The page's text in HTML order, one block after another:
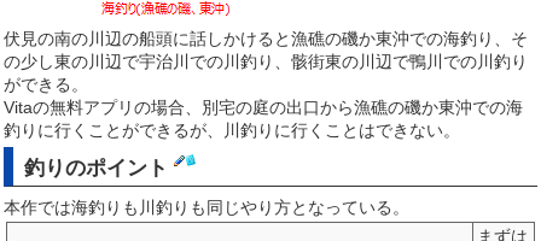
伏見の南の川辺の船頭に話しかけると漁礁の磯か東沖での海釣り、そ
の少し東の川辺で宇治川での川釣り、骸街東の川辺で鴨川での川釣り
ができる。
Vitaの無料アプリの場合、別宅の庭の出口から漁礁の磯か東沖での海
釣りに行くことができるが、川釣りに行くことはできない。
釣りのポイント
本作では海釣りも川釣りも同じやり方となっている。
まずは